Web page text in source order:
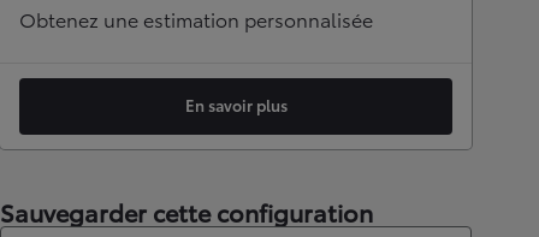
Obtenez une estimation personnalisée
En savoir plus
Sauvegarder cette configuration